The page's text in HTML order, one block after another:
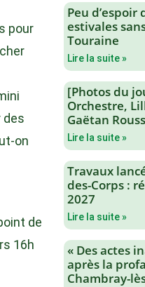
pour
des
on
de
16h
Peu
estivales
Touraine
Lire la suite »
[Photos du
Orchestre,
Gaëtan
Lire la suite »
Travaux
des-Corps :
2027
Lire la suite »
« Des actes
après la
Chambray-